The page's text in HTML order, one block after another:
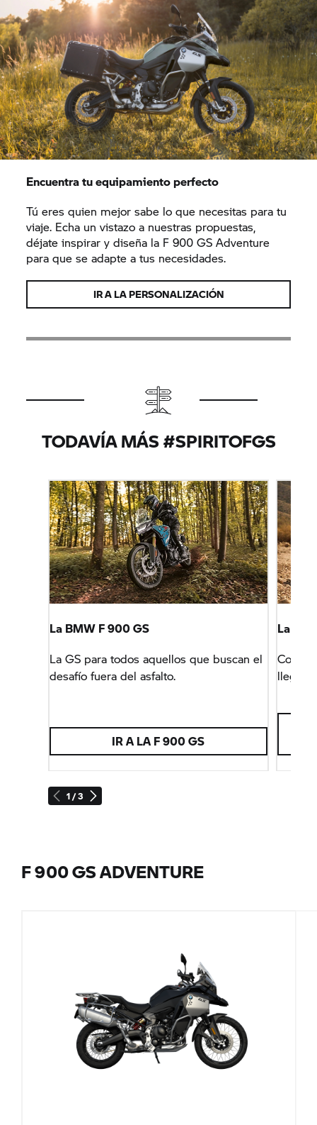
Encuentra tu equipamiento perfecto
Tú eres quien mejor sabe lo que necesitas para tu
viaje. Echa un vistazo a nuestras propuestas,
déjate inspirar y diseña la F 900 GS Adventure
para que se adapte a tus necesidades.
IR A LA PERSONALIZACIÓN
TODAVÍA MÁS #SPIRITOFGS
1 / 3
La BMW F 900 GS
La GS para todos aquellos que buscan el
desafío fuera del asfalto.
IR A LA F 900 GS
La
Con la
F 900 GS ADVENTURE